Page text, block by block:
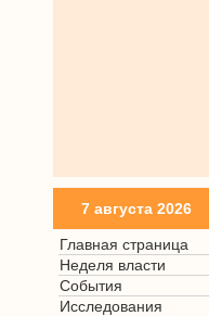
7 августа 2026
Главная страница
Неделя власти
События
Исследования